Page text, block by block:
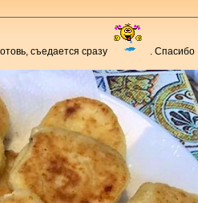
съедается сразу . Спасибо